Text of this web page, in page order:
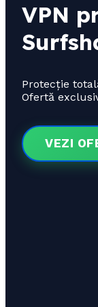
VPN
Protecție
Ofertă
VEZI